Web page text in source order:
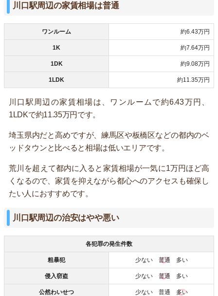
川口駅周辺の家賃相場は普通
ワンルーム 約6.43万円
1K 約7.64万円
1DK 約9.08万円
1LDK 約11.35万円
川口駅周辺の家賃相場は、ワンルームで約6.43万円、
1LDKで約11.35万円です。
埼玉県内だと高めですが、練馬区や板橋区などの都内のベ
ッドタウンと比べると相場は低いエリアです。
荒川を超えて都内に入ると家賃相場が一気に1万円ほど高
くなるので、家賃を抑えながら都心へのアクセスも確保し
たい人におすすめです。
川口駅周辺の治安はやや悪い
各犯罪の発生件数
粗暴犯 少ない 普通 多い
侵入窃盗 少ない 普通 多い
公然わいせつ 少ない 普通 多い